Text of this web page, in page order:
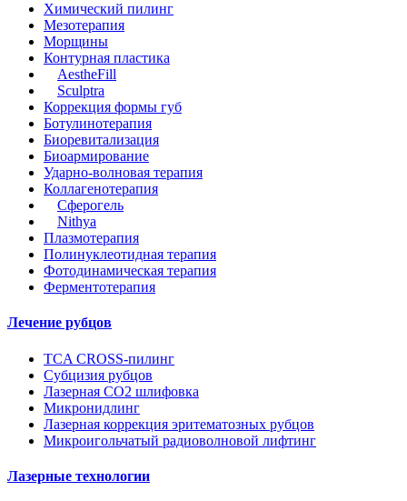
Химический пилинг
Мезотерапия
Морщины
Контурная пластика
AestheFill
Sculptrа
Коррекция формы губ
Ботулинотерапия
Биоревитализация
Биоармирование
Ударно-волновая терапия
Коллагенотерапия
Сферогель
Nithya
Плазмотерапия
Полинуклеотидная терапия
Фотодинамическая терапия
Ферментотерапия
Лечение рубцов
TCA CROSS-пилинг
Субцизия рубцов
Лазерная СО2 шлифовка
Микронидлинг
Лазерная коррекция эритематозных рубцов
Микроигольчатый радиоволновой лифтинг
Лазерные технологии